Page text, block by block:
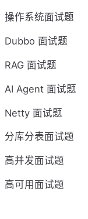
操作系统面试题
Dubbo 面试题
RAG 面试题
AI Agent 面试题
Netty 面试题
分库分表面试题
高并发面试题
高可用面试题